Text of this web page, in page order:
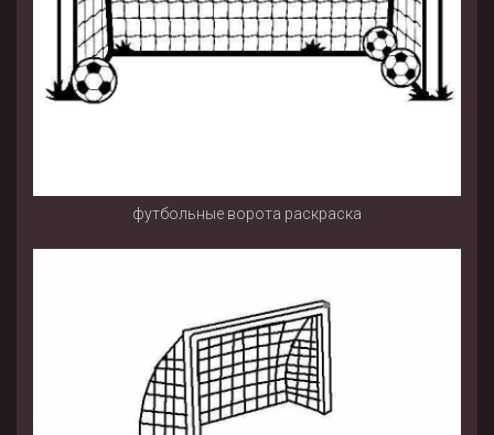
футбольные ворота раскраска